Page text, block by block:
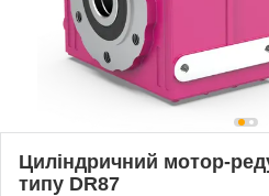
Циліндричний мотор-
типу DR87